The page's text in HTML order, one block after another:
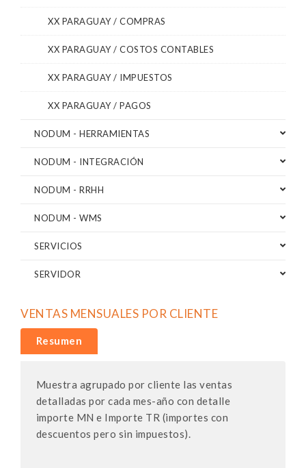
XX PARAGUAY / COMPRAS
XX PARAGUAY / COSTOS CONTABLES
XX PARAGUAY / IMPUESTOS
XX PARAGUAY / PAGOS
NODUM - HERRAMIENTAS
NODUM - INTEGRACIÓN
NODUM - RRHH
NODUM - WMS
SERVICIOS
SERVIDOR
VENTAS MENSUALES POR CLIENTE
Resumen
Muestra agrupado por cliente las ventas
detalladas por cada mes-año con detalle
importe MN e Importe TR (importes con
descuentos pero sin impuestos).